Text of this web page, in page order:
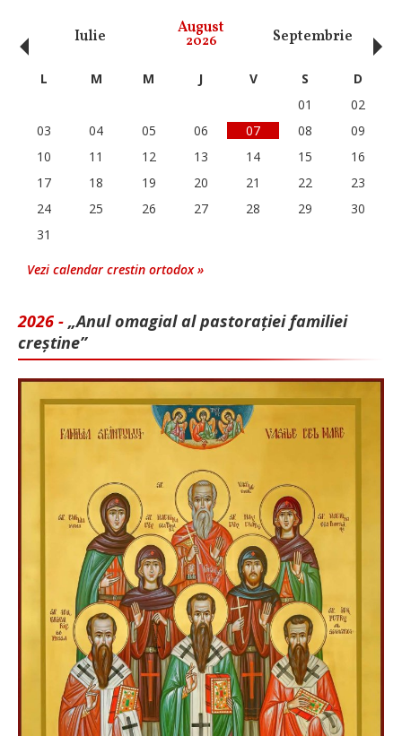
Iulie August
2026 Septembrie
‹ L M M J V S
D
01
02
03
04 05 06 07 08
09
10
11 12 13 14 15
16
17
18 19 20 21 22
23
24
25 26 27 28 29
30
31
Vezi calendar crestin ortodox »
2026 - „Anul omagial al pastorației familiei
creștine”